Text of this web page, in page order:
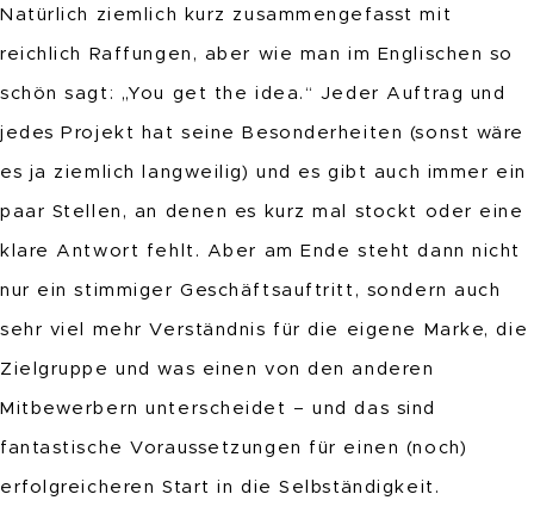
Natürlich ziemlich kurz zusammengefasst mit
reichlich Raffungen, aber wie man im Englischen so
schön sagt: „You get the idea.“ Jeder Auftrag und
jedes Projekt hat seine Besonderheiten (sonst wäre
es ja ziemlich langweilig) und es gibt auch immer ein
paar Stellen, an denen es kurz mal stockt oder eine
klare Antwort fehlt. Aber am Ende steht dann nicht
nur ein stimmiger Geschäftsauftritt, sondern auch
sehr viel mehr Verständnis für die eigene Marke, die
Zielgruppe und was einen von den anderen
Mitbewerbern unterscheidet – und das sind
fantastische Voraussetzungen für einen (noch)
erfolgreicheren Start in die Selbständigkeit.